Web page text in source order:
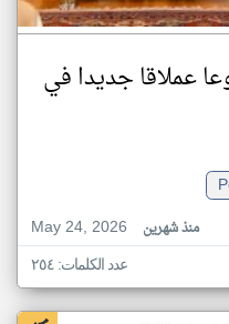
عملاقا جديدا في
May 24, 2026
منذ شهرين
عدد الكلمات: ٢٥٤